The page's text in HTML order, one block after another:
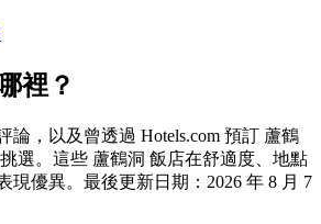
裡？
論，以及曾透過 Hotels.com 預訂 蘆鶴
選。這些 蘆鶴洞 飯店在舒適度、地點
現優異。最後更新日期： 2026 年 8 月 7